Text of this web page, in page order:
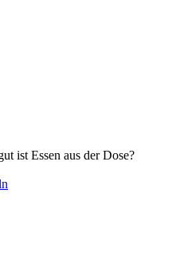
ist Essen aus der Dose?